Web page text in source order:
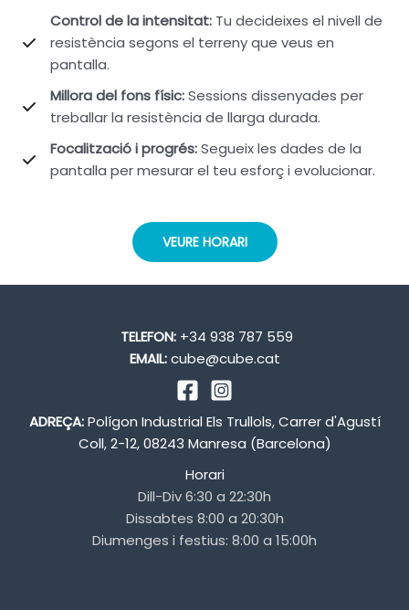
Control de la intensitat: Tu decideixes el nivell de
resistència segons el terreny que veus en
pantalla.
Millora del fons físic:Sessions dissenyades per
treballar la resistència de llarga durada.
Focalització i progrés:Segueix les dades de la
pantalla per mesurar el teu esforç i evolucionar.
VEURE HORARI
TELEFON:+34 938 787 559
EMAIL:cube@cube.cat
ADREÇA:Polígon Industrial Els Trullols, Carrer d'Agustí
Coll, 2-12, 08243 Manresa (Barcelona)
Horari
Dill-Div 6:30 a 22:30h
Dissabtes 8:00 a 20:30h
Diumenges i festius: 8:00 a 15:00h